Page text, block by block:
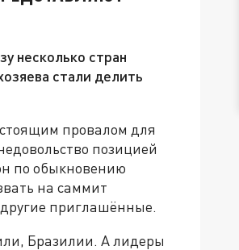
несколько стран
стали делить
провалом для
позицией
по обыкновению
на саммит
приглашённые.
Бразилии. А лидеры